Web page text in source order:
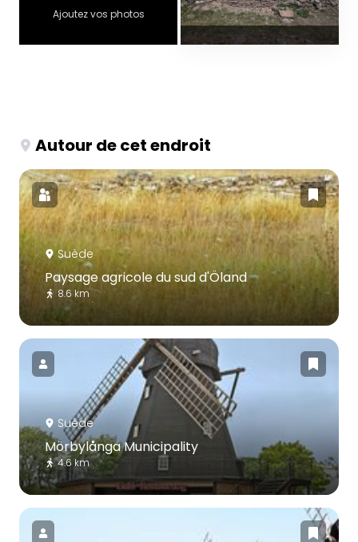
Ajoutez vos photos
Autour de cet endroit
Suède
Paysage agricole du sud d'Öland
8.6 km
Suède
Mörbylånga Municipality
4.6 km